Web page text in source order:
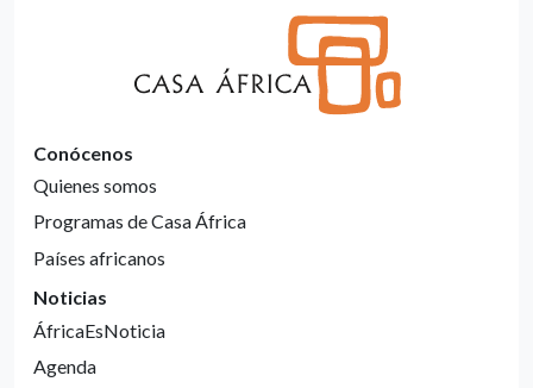
Conócenos
Quienes somos
Programas de Casa África
Países africanos
Noticias
ÁfricaEsNoticia
Agenda